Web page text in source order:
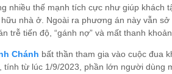
nhiều thế mạnh tích cực như giúp khách
nhà ở. Ngoài ra phương án này vẫn
trễ tiến độ, “gánh nợ” và mất thanh
Chánh bất thần tham gia vào cuộc đua
từ lúc 1/9/2023, phần lớn người dùng